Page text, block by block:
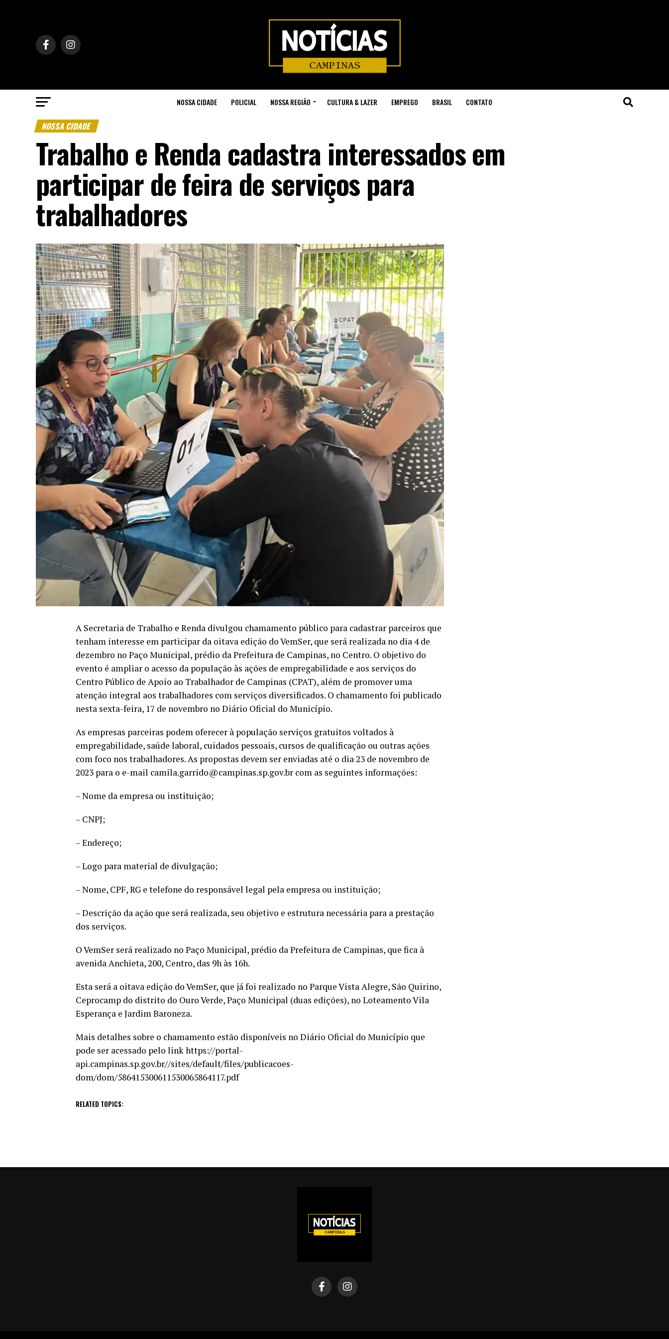
NOSSA CIDADE POLICIAL NOSSA REGIÃO CULTURA & LAZER EMPREGO BRASIL CONTATO
NOSSA CIDADE
Trabalho e Renda cadastra interessados em
participar de feira de serviços para
trabalhadores
A Secretaria de Trabalho e Renda divulgou chamamento público para cadastrar parceiros que
tenham interesse em participar da oitava edição do VemSer, que será realizada no dia 4 de
dezembro no Paço Municipal, prédio da Prefeitura de Campinas, no Centro. O objetivo do
evento é ampliar o acesso da população às ações de empregabilidade e aos serviços do
Centro Público de Apoio ao Trabalhador de Campinas (CPAT), além de promover uma
atenção integral aos trabalhadores com serviços diversificados. O chamamento foi publicado
nesta sexta-feira, 17 de novembro no Diário Oficial do Município.
As empresas parceiras podem oferecer à população serviços gratuitos voltados à
empregabilidade, saúde laboral, cuidados pessoais, cursos de qualificação ou outras ações
com foco nos trabalhadores. As propostas devem ser enviadas até o dia 23 de novembro de
2023 para o e-mail camila.garrido@campinas.sp.gov.br com as seguintes informações:
– Nome da empresa ou instituição;
– CNPJ;
– Endereço;
– Logo para material de divulgação;
– Nome, CPF, RG e telefone do responsável legal pela empresa ou instituição;
– Descrição da ação que será realizada, seu objetivo e estrutura necessária para a prestação
dos serviços.
O VemSer será realizado no Paço Municipal, prédio da Prefeitura de Campinas, que fica à
avenida Anchieta, 200, Centro, das 9h às 16h.
Esta será a oitava edição do VemSer, que já foi realizado no Parque Vista Alegre, São Quirino,
Ceprocamp do distrito do Ouro Verde, Paço Municipal (duas edições), no Loteamento Vila
Esperança e Jardim Baroneza.
Mais detalhes sobre o chamamento estão disponíveis no Diário Oficial do Município que
pode ser acessado pelo link https://portal-
api.campinas.sp.gov.br//sites/default/files/publicacoes-
dom/dom/586415300611530065864117.pdf
RELATED TOPICS: